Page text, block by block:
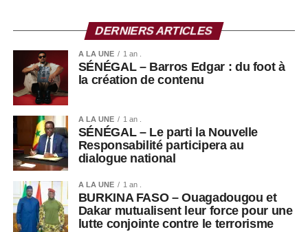
L’interview intégrale à regarder ici :
DERNIERS ARTICLES
A LA UNE 1 an .
SÉNÉGAL – Barros Edgar : du foot à
la création de contenu
A LA UNE 1 an .
SÉNÉGAL – Le parti la Nouvelle
Responsabilité participera au
dialogue national
A LA UNE 1 an .
BURKINA FASO – Ouagadougou et
Dakar mutualisent leur force pour une
lutte conjointe contre le terrorisme